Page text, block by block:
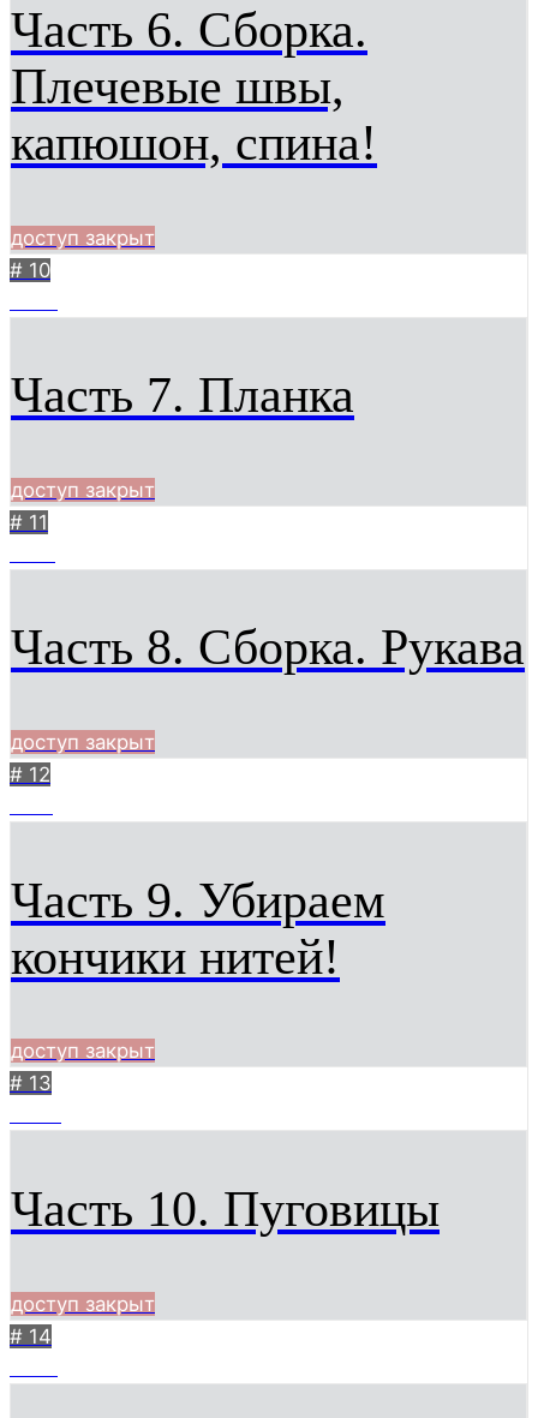
Часть 6. Сборка.
Плечевые швы,
капюшон, спина!
доступ закрыт
# 10
Часть 7. Планка
доступ закрыт
# 11
Часть 8. Сборка. Рукава
доступ закрыт
# 12
Часть 9. Убираем
кончики нитей!
доступ закрыт
# 13
Часть 10. Пуговицы
доступ закрыт
# 14